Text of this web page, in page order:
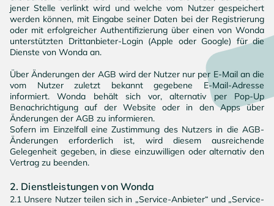
jener Stelle verlinkt wird und welche vom Nutzer gespeichert
werden können, mit Eingabe seiner Daten bei der Registrierung
oder mit erfolgreicher Authentifizierung über einen von Wonda
unterstützten Drittanbieter-Login (Apple oder Google) für die
Dienste von Wonda an.
Über Änderungen der AGB wird der Nutzer nur per E-Mail an die
vom Nutzer zuletzt bekannt gegebene E-Mail-Adresse
informiert. Wonda behält sich vor, alternativ per Pop-Up
Benachrichtigung auf der Website oder in den Apps über
Änderungen der AGB zu informieren.
Sofern im Einzelfall eine Zustimmung des Nutzers in die AGB-
Änderungen erforderlich ist, wird diesem ausreichende
Gelegenheit gegeben, in diese einzuwilligen oder alternativ den
Vertrag zu beenden.
2.1 Unsere Nutzer teilen sich in „Service-Anbieter“ und „Service-